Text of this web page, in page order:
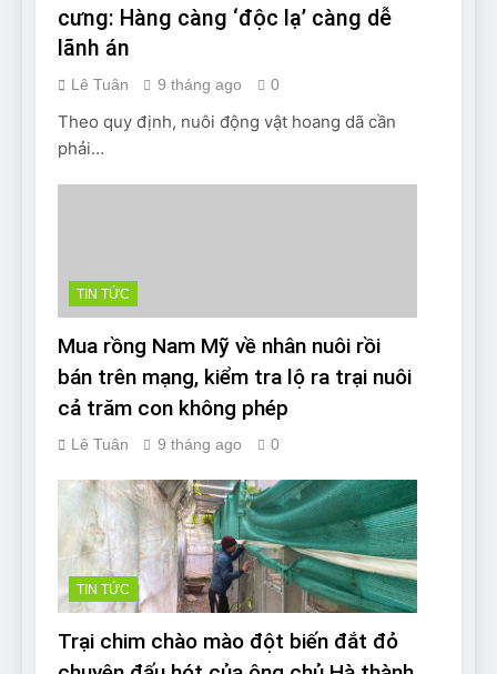
cưng: Hàng càng ‘độc lạ’ càng dễ
lãnh án
Lê Tuân 9 tháng ago 0
Theo quy định, nuôi động vật hoang dã cần
phải…
TIN TỨC
Mua rồng Nam Mỹ về nhân nuôi rồi
bán trên mạng, kiểm tra lộ ra trại nuôi
cả trăm con không phép
Lê Tuân 9 tháng ago 0
TIN TỨC
Trại chim chào mào đột biến đắt đỏ